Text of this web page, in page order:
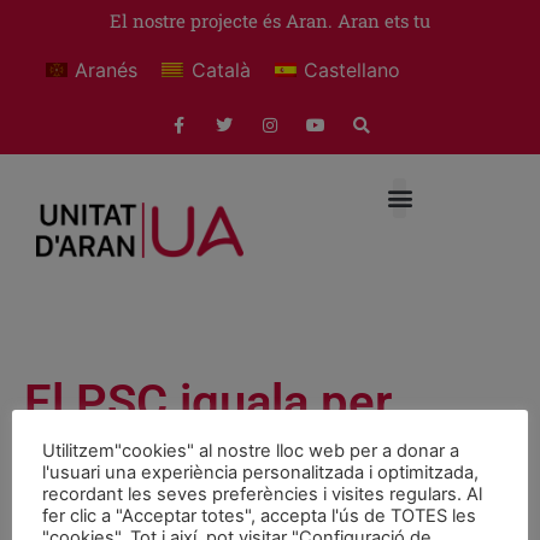
El nostre projecte és Aran. Aran ets tu
Aranés Català Castellano
El PSC iguala per
primera vegada a CIU
en el número de vots
Utilitzem"cookies" al nostre lloc web per a donar a
l'usuari una experiència personalitzada i optimitzada,
recordant les seves preferències i visites regulars. Al
fer clic a "Acceptar totes", accepta l'ús de TOTES les